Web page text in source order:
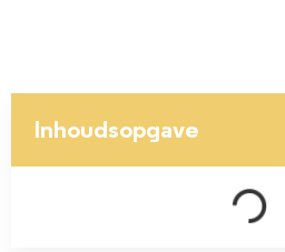
Inhoudsopgave